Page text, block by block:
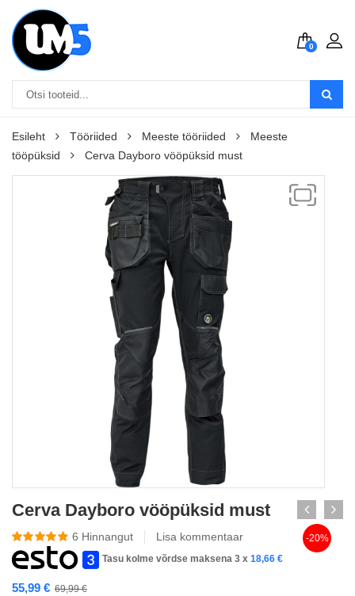
0
Esileht Tööriided Meeste tööriided
Meeste
tööpüksid
Cerva Dayboro vööpüksid must
Cerva Dayboro vööpüksid must
6 Hinnangut Lisa kommentaar
Tasu kolme võrdse maksena 3 x 18,66 €
69,99€
55,99 €
-20%